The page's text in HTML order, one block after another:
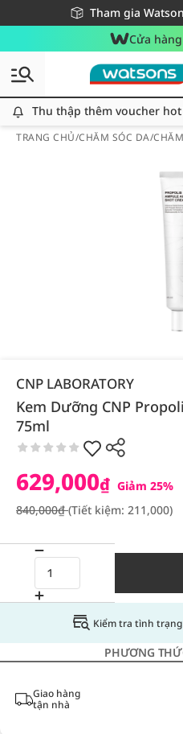
Tham gia
Miễn phí giao hàng
Giao hàng nhanh 24h - Áp
Cửa
Thu thập thêm voucher
TRANG CHỦ/CHĂM SÓC DA/
CNP LABORATORY
Kem Dưỡng CNP
75ml
629,000₫ Giảm 25%
840,000₫(Tiết kiệm: 211,000)
Kiểm tra tình
PHƯƠNG
Giao hàng
tận nhà